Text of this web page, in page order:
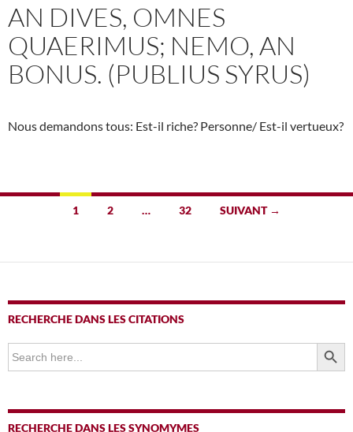
AN DIVES, OMNES
QUAERIMUS; NEMO, AN
BONUS. (PUBLIUS SYRUS)
Nous demandons tous: Est-il riche? Personne/ Est-il vertueux?
Navigation
articles
1 2 … 32 SUIVANT →
RECHERCHE DANS LES CITATIONS
Search
for:
SEARCH
RECHERCHE DANS LES SYNOMYMES